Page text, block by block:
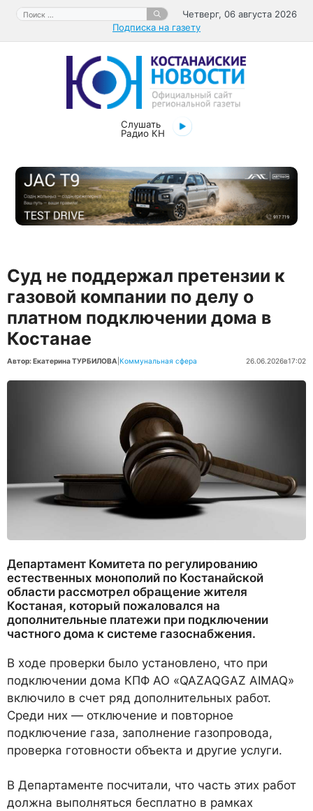
Перейти
содержимому
Поиск:
Четверг, 06 августа 2026
Подписка на газету
Слушать
Радио КН
Суд не поддержал претензии к
газовой компании по делу о
платном подключении дома в
Костанае
Автор: Екатерина ТУРБИЛОВА Коммунальная сфера 26.06.2026в17:02
Департамент Комитета по регулированию
естественных монополий по Костанайской
области рассмотрел обращение жителя
Костаная, который пожаловался на
дополнительные платежи при подключении
частного дома к системе газоснабжения.
В ходе проверки было установлено, что при
подключении дома КПФ АО «QAZAQGAZ AIMAQ»
включило в счет ряд дополнительных работ.
Среди них — отключение и повторное
подключение газа, заполнение газопровода,
проверка готовности объекта и другие услуги.
В Департаменте посчитали, что часть этих работ
должна выполняться бесплатно в рамках